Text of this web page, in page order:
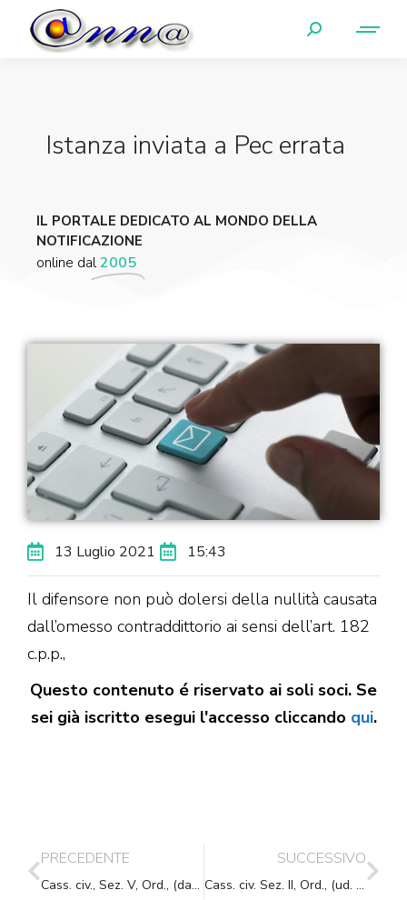
Istanza inviata a Pec errata
IL PORTALE DEDICATO AL MONDO DELLA
NOTIFICAZIONE
online dal2005
13 Luglio 2021 15:43
Il difensore non può dolersi della nullità causata
dall’omesso contraddittorio ai sensi dell’art. 182
c.p.p.,
Questo contenuto é riservato ai soli soci. Se
sei già iscritto esegui l'accesso cliccando qui.
PRECEDENTE
Cass. civ., Sez. V, Ord., (data ud. 30/04/2021) 12/07/2021, n. 19831
SUCCESSIVO
Cass. civ. Sez. II, Ord., (ud. 10-03-2021) 14-07-2021, n. 20074